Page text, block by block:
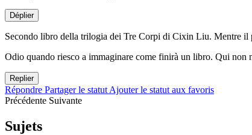
Déplier
Secondo libro della trilogia dei Tre Corpi di Cixin Liu. Mentre il
Odio quando riesco a immaginare come finirà un libro. Qui
Replier
Répondre Partager le statut Ajouter le statut aux favoris
Précédente Suivante
Sujets